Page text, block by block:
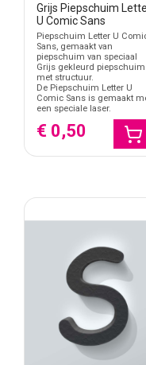
Letters Big John
vergelijk dan metLetters
Verschil met
Deze categorie is
Wil je direct een
ontwerp maken, dan past
zijn handig wanneer je
Piepschuim tekst is
één ontwerp moet
Zoek je geen letters maar
Die categorie is gericht
Piepschuim gebruik je
lettercombinaties.
Verschil met
Piepschuim letters
decoratie.Letter Stickers
Houten Letters Comic Sans
Grijs Piepschuim
U Comic Sans
Piepschuim Letter U
Sans, gemaakt van
piepschuim van speciaal
Grijs gekleurd piepschuim
met structuur.
De Piepschuim Letter U
Comic Sans is gemaakt
een speciale laser.
€ 0,50